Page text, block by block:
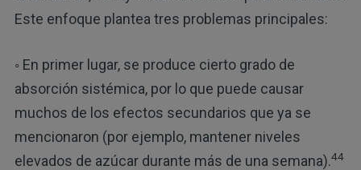
Este enfoque plantea tres problemas principales:
◦ En primer lugar, se produce cierto grado de
absorción sistémica, por lo que puede causar
muchos de los efectos secundarios que ya se
mencionaron (por ejemplo, mantener niveles
elevados de azúcar durante más de una semana).44